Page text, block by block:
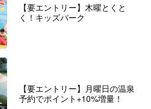
【要エントリー】木曜とくと
く！キッズパーク
【要エントリー】月曜日の温泉
予約でポイント+10%増量！